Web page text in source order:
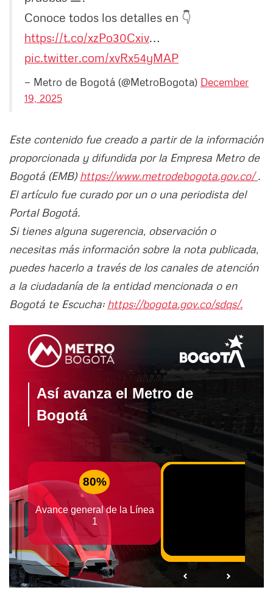
Conoce todos los detalles en 👇
https://t.co/xzPo30Cxiv…
pic.twitter.com/xvRx54yMAP
— Metro de Bogotá (@MetroBogota) December
19, 2025
Este contenido fue creado a partir de la información
proporcionada y difundida por la Empresa Metro de
Bogotá (EMB) https://www.metrodebogota.gov.co/.
El artículo fue curado por un o una periodista del
Portal Bogotá.
Si tienes alguna sugerencia, observación o
necesitas más información sobre la nota publicada,
puedes hacerlo a través de los canales de atención
a la ciudadanía de la entidad mencionada o en
Bogotá te Escucha: https://bogota.gov.co/sdqs/.